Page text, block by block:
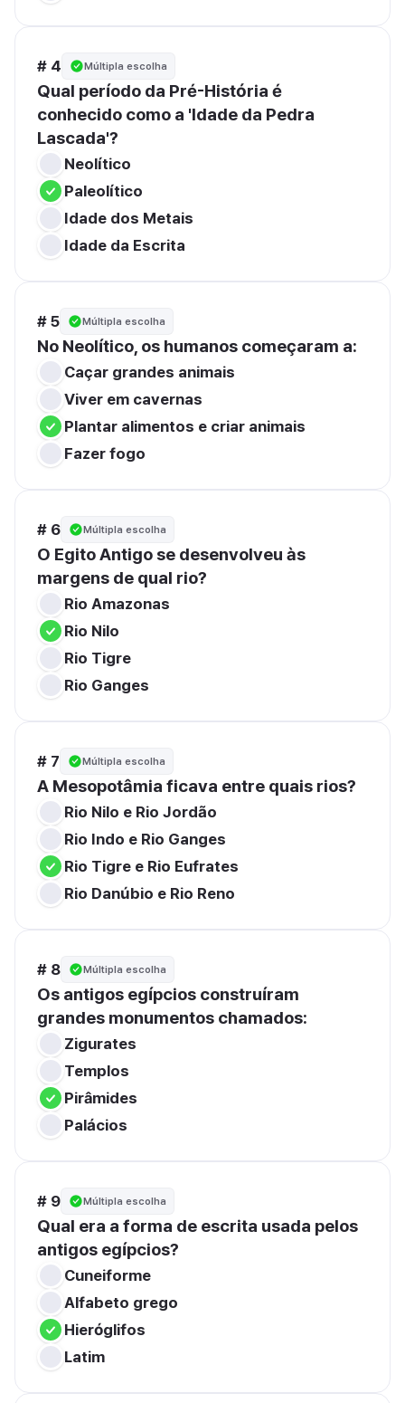
# 4 Múltipla escolha
Qual período da Pré-História é
conhecido como a 'Idade da Pedra
Lascada'?
Neolítico
Paleolítico
Idade dos Metais
Idade da Escrita
# 5 Múltipla escolha
No Neolítico, os humanos começaram a:
Caçar grandes animais
Viver em cavernas
Plantar alimentos e criar animais
Fazer fogo
# 6 Múltipla escolha
O Egito Antigo se desenvolveu às
margens de qual rio?
Rio Amazonas
Rio Nilo
Rio Tigre
Rio Ganges
# 7 Múltipla escolha
A Mesopotâmia ficava entre quais rios?
Rio Nilo e Rio Jordão
Rio Indo e Rio Ganges
Rio Tigre e Rio Eufrates
Rio Danúbio e Rio Reno
# 8 Múltipla escolha
Os antigos egípcios construíram
grandes monumentos chamados:
Zigurates
Templos
Pirâmides
Palácios
# 9 Múltipla escolha
Qual era a forma de escrita usada pelos
antigos egípcios?
Cuneiforme
Alfabeto grego
Hieróglifos
Latim